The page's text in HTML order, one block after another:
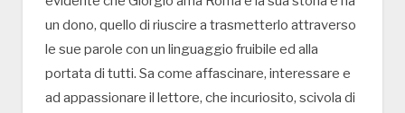
un dono, quello di riuscire a trasmetterlo attraverso
le sue parole con un linguaggio fruibile ed alla
portata di tutti. Sa come affascinare, interessare e
ad appassionare il lettore, che incuriosito, scivola di